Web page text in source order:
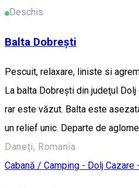
Deschis
Balta Dobrești
Pescuit, relaxare, liniste si
La balta Dobreşti din judeţul
rar este văzut. Balta este
un relief unic. Departe de
Daneți, Romania
Cabană / Camping - Dolj Cazare